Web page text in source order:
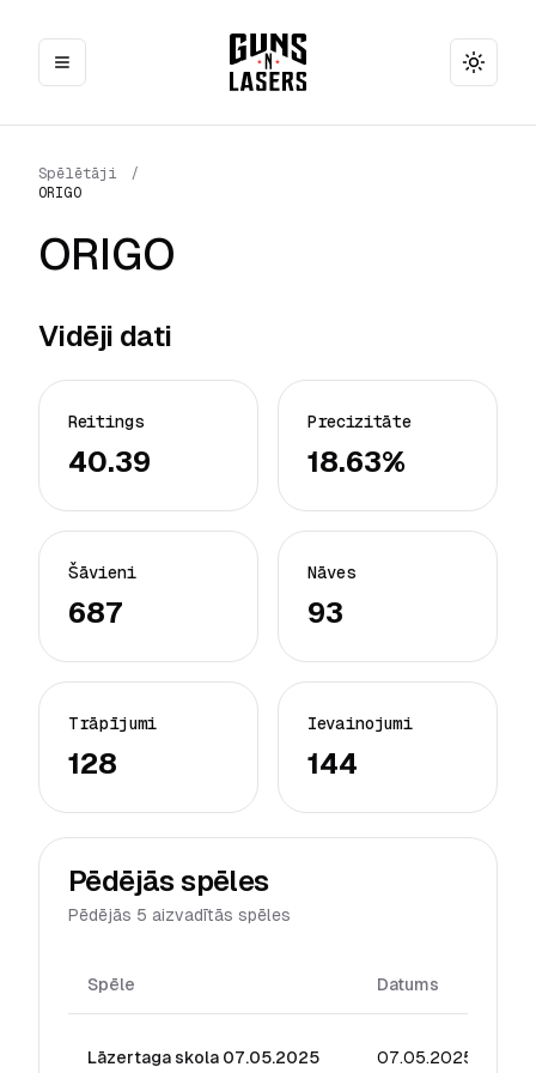
Toggle
Spēlētāji
/
ORIGO
ORIGO
Vidēji dati
Reitings
40.39
Precizitāte
18.63%
Šāvieni
687
Nāves
93
Trāpījumi
128
Ievainojumi
144
Pēdējās spēles
Pēdējās 5 aizvadītās spēles
Spēle Datums
Lāzertaga skola 07.05.2025 07.05.2025